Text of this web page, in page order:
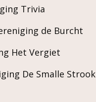
Trivia
de Burcht
Het Vergiet
De Smalle Strook